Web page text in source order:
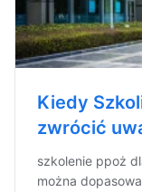
Kiedy
zwrócić
szkolenie ppoż
można